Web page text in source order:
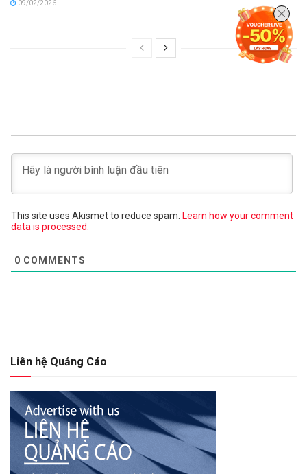
09/02/2026
This site uses Akismet to reduce spam. Learn how your comment
data is processed.
0 COMMENTS
Liên hệ Quảng Cáo